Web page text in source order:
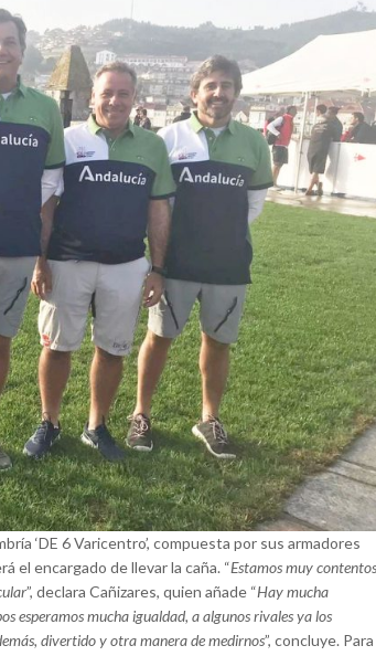
‘DE 6 Varicentro’, compuesta por sus armadores
el encargado de llevar la caña. “Estamos muy contentos
”, declara Cañizares, quien añade “Hay mucha
esperamos mucha igualdad, a algunos rivales ya los
divertido y otra manera de medirnos”, concluye. Para